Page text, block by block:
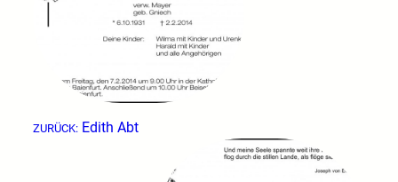
ZURÜCK: Edith Abt